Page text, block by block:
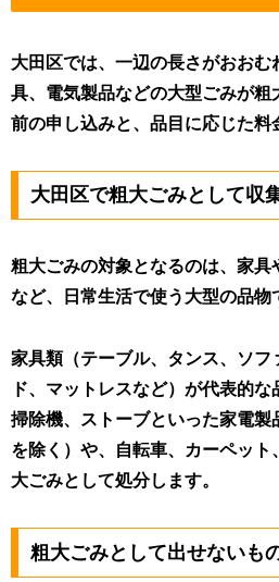
大田区では、一辺の長さがおお
具、電気製品などの大型ごみが
前の申し込みと、品目に応じた料
大田区で粗大ごみとして収
粗大ごみの対象となるのは、家
など、日常生活で使う大型の品物
家具類（テーブル、タンス、ソフ
ド、マットレスなど）が代表的な
掃除機、ストーブといった家電
を除く）や、自転車、カーペット
大ごみとして処分します。
粗大ごみとして出せないも